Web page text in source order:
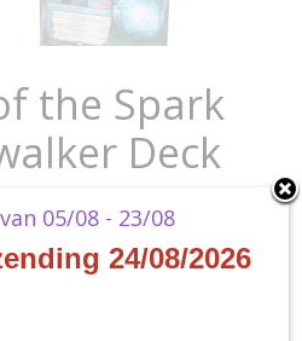
the Spark
Deck
05/08 - 23/08
24/08/2026